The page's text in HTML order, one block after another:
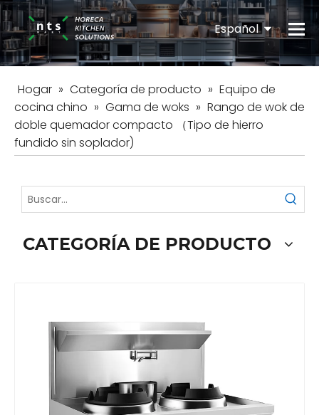
Español
English
Hogar » Categoría de producto » Equipo de
cocina chino » Gama de woks » Rango de wok de
doble quemador compacto （Tipo de hierro
fundido sin soplador)
CATEGORÍA DE PRODUCTO